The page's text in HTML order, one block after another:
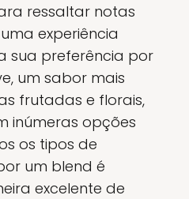
ressaltar notas
experiência
sua preferência por
um sabor mais
frutadas e florais,
inúmeras opções
os tipos de
um blend é
excelente de